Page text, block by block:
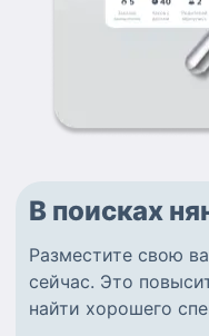
В поисках
Разместите свою
сейчас. Это
найти хорошего